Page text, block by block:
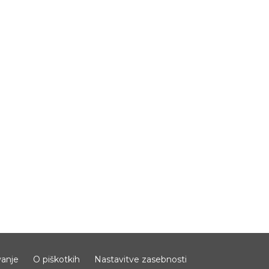
O piškotkih Nastavitve zasebnosti